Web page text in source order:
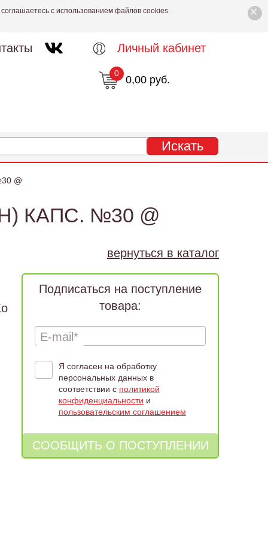
×
с использованием файлов cookies.
Личный кабинет
0,00 руб.
0
@
КАПС. №30 @
вернуться в каталог
Подписаться на поступление
товара:
E-mail*
Я согласен на обработку
персональных данных в
соответствии с политикой
конфиденциальности и
пользовательским соглашением